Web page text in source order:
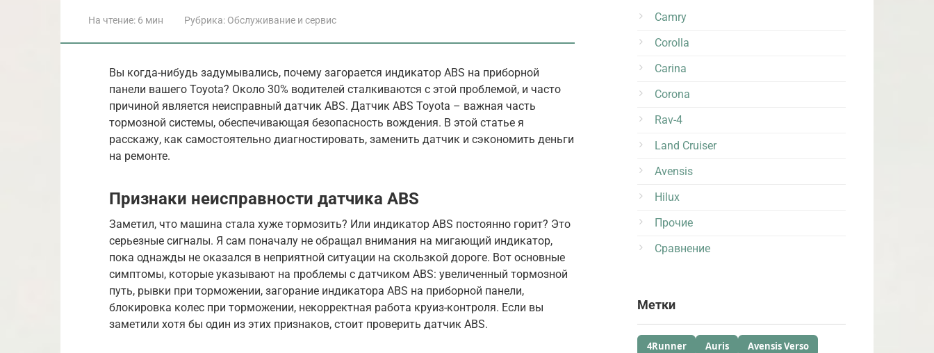
На чтение: 6 мин Рубрика: Обслуживание и сервис
Вы когда-нибудь задумывались, почему загорается индикатор ABS на приборной
панели вашего Toyota? Около 30% водителей сталкиваются с этой проблемой, и часто
причиной является неисправный датчик ABS. Датчик ABS Toyota – важная часть
тормозной системы, обеспечивающая безопасность вождения. В этой статье я
расскажу, как самостоятельно диагностировать, заменить датчик и сэкономить деньги
на ремонте.
Признаки неисправности датчика ABS
Заметил, что машина стала хуже тормозить? Или индикатор ABS постоянно горит? Это
серьезные сигналы. Я сам поначалу не обращал внимания на мигающий индикатор,
пока однажды не оказался в неприятной ситуации на скользкой дороге. Вот основные
симптомы, которые указывают на проблемы с датчиком ABS: увеличенный тормозной
путь, рывки при торможении, загорание индикатора ABS на приборной панели,
блокировка колес при торможении, некорректная работа круиз-контроля. Если вы
заметили хотя бы один из этих признаков, стоит проверить датчик ABS.
Camry
Corolla
Carina
Corona
Rav-4
Land Cruiser
Avensis
Hilux
Прочие
Сравнение
Метки
4Runner Auris
Avensis Verso